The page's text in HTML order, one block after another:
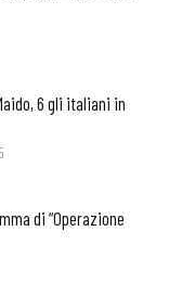
6 gli italiani in
di “Operazione